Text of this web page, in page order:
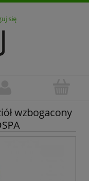
się
wzbogacony